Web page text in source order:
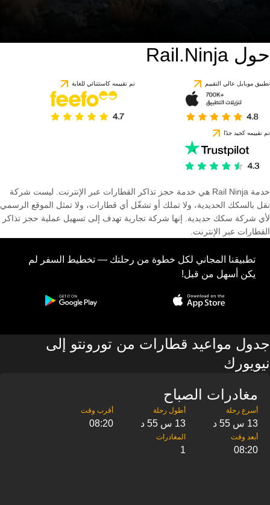
حول Rail.Ninja
تطبيق موبايل عالي التقييم تم تقييمه كاستثنائي للغاية
تم تقييمه كجيد جدًا
خدمة Rail Ninja هي خدمة حجز تذاكر القطارات عبر الإنترنت. ليست شركة
نقل بالسكك الحديدية، ولا تملك أو تشغّل أي قطارات، ولا تمثل الموقع الرسمي
لأي شركة سكك حديدية. إنها شركة تجارية تهدف إلى تسهيل عملية حجز تذاكر
القطارات عبر الإنترنت.
تطبيقنا المجاني لكل خطوة من رحلتك — تخطيط السفر لم
يكن أسهل من قبل!
جدول مواعيد قطارات من تورونتو إلى
نيويورك
مغادرات الصباح
13 س 55 د 13 س 55 د 08:20
08:20
1